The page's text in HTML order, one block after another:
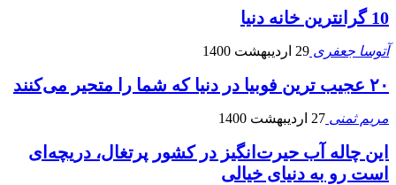
10 گرانترین خانه دنیا
آتوسا جعفری 29 اردیبهشت 1400
۲۰ عجیب ترین فوبیا در دنیا که شما را متحیر می‌کنند
مریم ثمنی 27 اردیبهشت 1400
این چاله آب حیرت‌انگیز در کشور پرتغال، دریچه‌ای
است رو به دنیای خیالی